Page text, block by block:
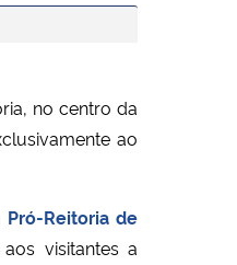
no centro da
ao
Pró-Reitoria de
visitantes a